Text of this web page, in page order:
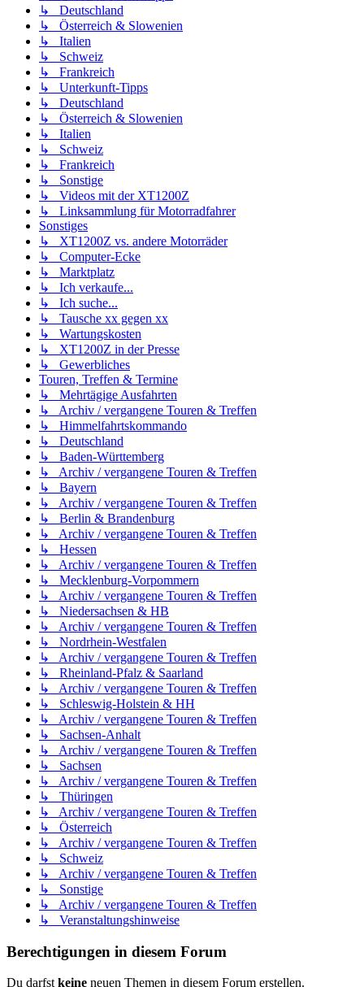
↳ Deutschland
↳ Österreich & Slowenien
↳ Italien
↳ Schweiz
↳ Frankreich
↳ Unterkunft-Tipps
↳ Deutschland
↳ Österreich & Slowenien
↳ Italien
↳ Schweiz
↳ Frankreich
↳ Sonstige
↳ Videos mit der XT1200Z
↳ Linksammlung für Motorradfahrer
Sonstiges
↳ XT1200Z vs. andere Motorräder
↳ Computer-Ecke
↳ Marktplatz
↳ Ich verkaufe...
↳ Ich suche...
↳ Tausche xx gegen xx
↳ Wartungskosten
↳ XT1200Z in der Presse
↳ Gewerbliches
Touren, Treffen & Termine
↳ Mehrtägige Ausfahrten
↳ Archiv / vergangene Touren & Treffen
↳ Himmelfahrtskommando
↳ Deutschland
↳ Baden-Württemberg
↳ Archiv / vergangene Touren & Treffen
↳ Bayern
↳ Archiv / vergangene Touren & Treffen
↳ Berlin & Brandenburg
↳ Archiv / vergangene Touren & Treffen
↳ Hessen
↳ Archiv / vergangene Touren & Treffen
↳ Mecklenburg-Vorpommern
↳ Archiv / vergangene Touren & Treffen
↳ Niedersachsen & HB
↳ Archiv / vergangene Touren & Treffen
↳ Nordrhein-Westfalen
↳ Archiv / vergangene Touren & Treffen
↳ Rheinland-Pfalz & Saarland
↳ Archiv / vergangene Touren & Treffen
↳ Schleswig-Holstein & HH
↳ Archiv / vergangene Touren & Treffen
↳ Sachsen-Anhalt
↳ Archiv / vergangene Touren & Treffen
↳ Sachsen
↳ Archiv / vergangene Touren & Treffen
↳ Thüringen
↳ Archiv / vergangene Touren & Treffen
↳ Österreich
↳ Archiv / vergangene Touren & Treffen
↳ Schweiz
↳ Archiv / vergangene Touren & Treffen
↳ Sonstige
↳ Archiv / vergangene Touren & Treffen
↳ Veranstaltungshinweise
Berechtigungen in diesem Forum
Du darfst keine neuen Themen in diesem Forum erstellen.